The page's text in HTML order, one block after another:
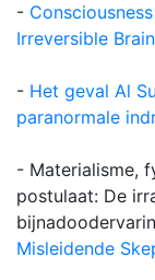
-
Irreversible
- Het geval Al
paranormale
- Materialisme,
postulaat: De
Misleidende